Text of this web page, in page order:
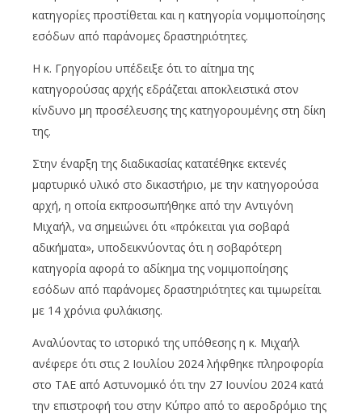
κατηγορίες προστίθεται και η κατηγορία νομιμοποίησης
εσόδων από παράνομες δραστηριότητες.
Η κ. Γρηγορίου υπέδειξε ότι το αίτημα της
κατηγορούσας αρχής εδράζεται αποκλειστικά στον
κίνδυνο μη προσέλευσης της κατηγορουμένης στη δίκη
της.
Στην έναρξη της διαδικασίας κατατέθηκε εκτενές
μαρτυρικό υλικό στο δικαστήριο, με την κατηγορούσα
αρχή, η οποία εκπροσωπήθηκε από την Αντιγόνη
Μιχαήλ, να σημειώνει ότι «πρόκειται για σοβαρά
αδικήματα», υποδεικνύοντας ότι η σοβαρότερη
κατηγορία αφορά το αδίκημα της νομιμοποίησης
εσόδων από παράνομες δραστηριότητες και τιμωρείται
με 14 χρόνια φυλάκισης.
Αναλύοντας το ιστορικό της υπόθεσης η κ. Μιχαήλ
ανέφερε ότι στις 2 Ιουλίου 2024 λήφθηκε πληροφορία
στο ΤΑΕ από Αστυνομικό ότι την 27 Ιουνίου 2024 κατά
την επιστροφή του στην Κύπρο από το αεροδρόμιο της